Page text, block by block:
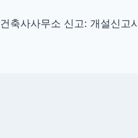
건축사사무소 신고: 개설신고